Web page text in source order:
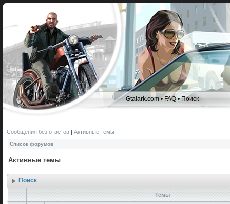
Gtalark.com •FAQ•Поиск
Сообщения без ответов | Активные темы
Список форумов
Активные темы
Поиск
Темы